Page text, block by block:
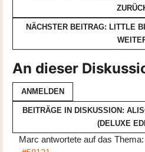
NÄCHSTER BEITRAG: LITTLE
An dieser
ANMELDEN
BEITRÄGE IN DISKUSSION:
(DELUXE
Marc antwortete auf das Thema: